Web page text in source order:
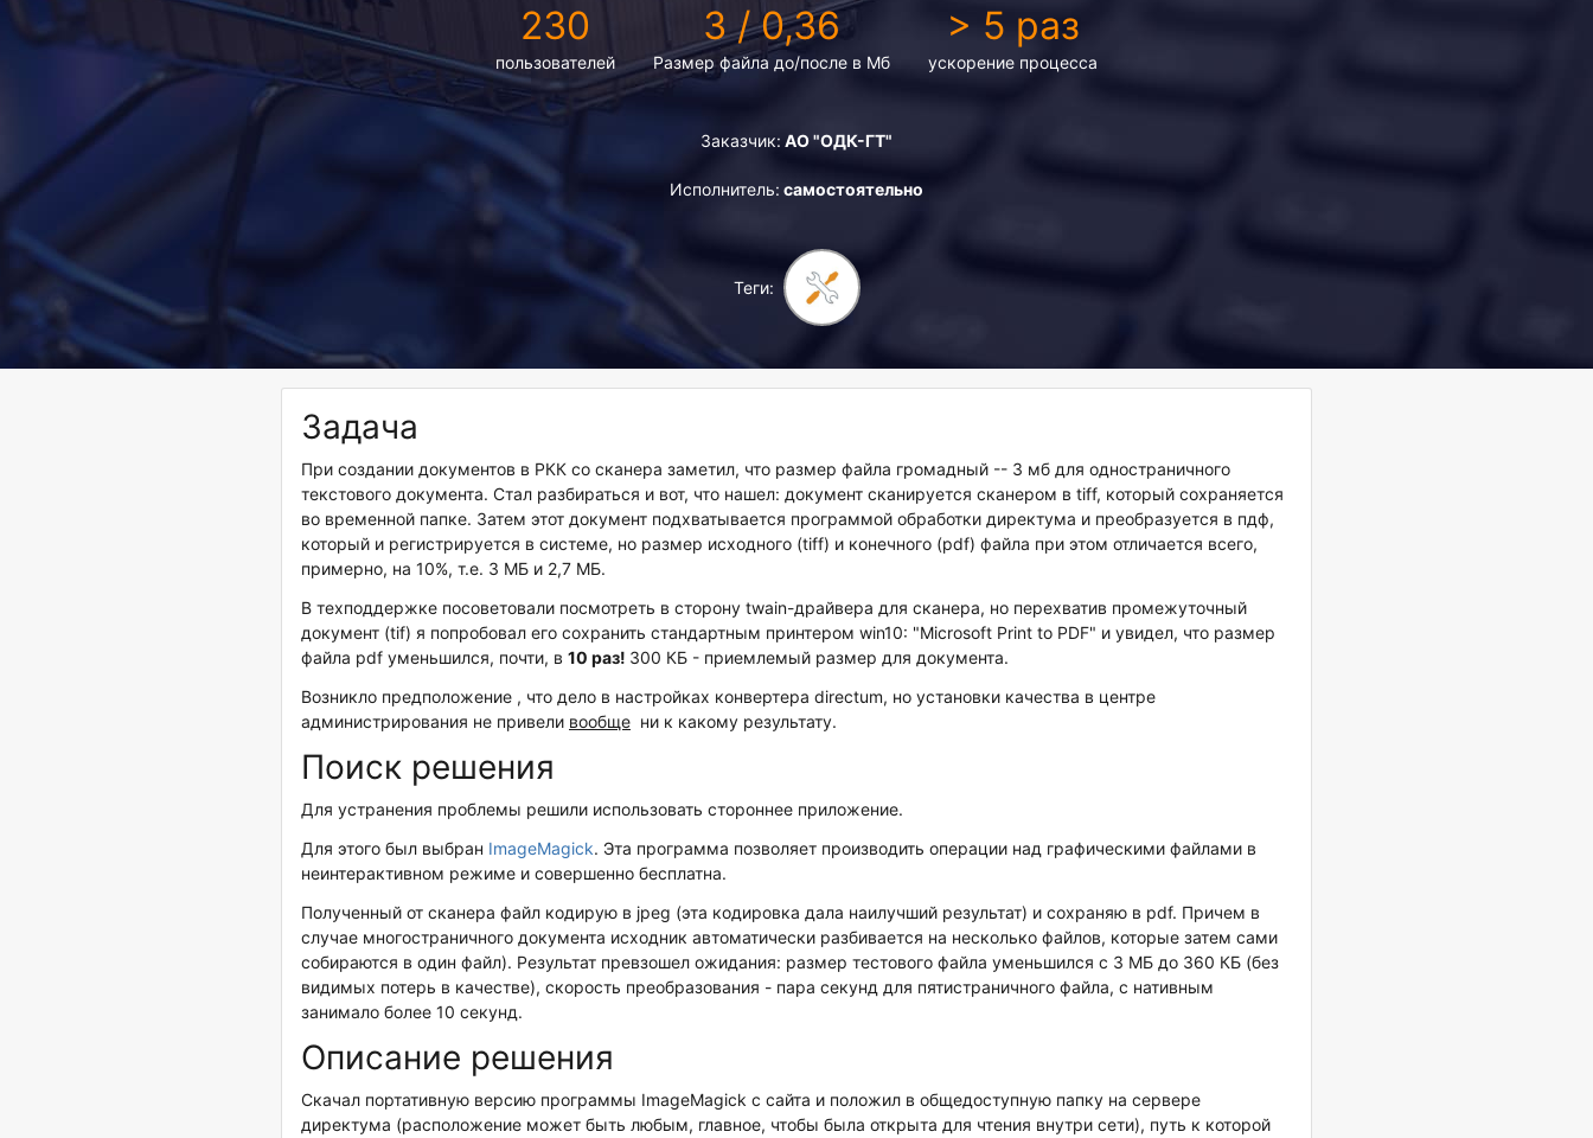
Directum
Версия 5.8
230
пользователей
3 / 0,36
Размер файла до/после в Мб
> 5 раз
ускорение процесса
Заказчик: АО "ОДК-ГТ"
Исполнитель: самостоятельно
Теги:
Задача
При создании документов в РКК со сканера заметил, что размер файла громадный -- 3 мб для одностраничного
текстового документа. Стал разбираться и вот, что нашел: документ сканируется сканером в tiff, который сохраняется
во временной папке. Затем этот документ подхватывается программой обработки директума и преобразуется в пдф,
который и регистрируется в системе, но размер исходного (tiff) и конечного (pdf) файла при этом отличается всего,
примерно, на 10%, т.е. 3 МБ и 2,7 МБ.
В техподдержке посоветовали посмотреть в сторону twain-драйвера для сканера, но перехватив промежуточный
документ (tif) я попробовал его сохранить стандартным принтером win10: "Microsoft Print to PDF" и увидел, что размер
файла pdf уменьшился, почти, в 10 раз! 300 КБ - приемлемый размер для документа.
Возникло предположение , что дело в настройках конвертера directum, но установки качества в центре
администрирования не привели вообще ни к какому результату.
Поиск решения
Для устранения проблемы решили использовать стороннее приложение.
Для этого был выбран ImageMagick. Эта программа позволяет производить операции над графическими файлами в
неинтерактивном режиме и совершенно бесплатна.
Полученный от сканера файл кодирую в jpeg (эта кодировка дала наилучший результат) и сохраняю в pdf. Причем в
случае многостраничного документа исходник автоматически разбивается на несколько файлов, которые затем сами
собираются в один файл). Результат превзошел ожидания: размер тестового файла уменьшился с 3 МБ до 360 КБ (без
видимых потерь в качестве), скорость преобразования - пара секунд для пятистраничного файла, с нативным
занимало более 10 секунд.
Описание решения
Скачал портативную версию программы ImageMagick с сайта и положил в общедоступную папку на сервере
директума (расположение может быть любым, главное, чтобы была открыта для чтения внутри сети), путь к которой